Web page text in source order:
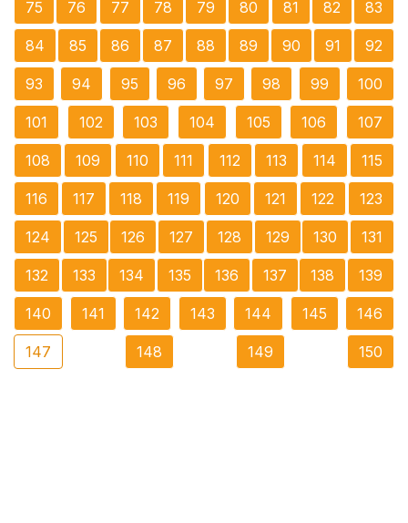
75 76 77 78 79 80 81 82 83
84 85 86 87 88 89 90 91 92
93 94 95 96 97 98 99 100
101 102 103 104 105 106 107
108 109 110 111 112 113 114 115
116 117 118 119 120 121 122 123
124 125 126 127 128 129 130 131
132 133 134 135 136 137 138 139
140 141 142 143 144 145 146
147 148 149 150